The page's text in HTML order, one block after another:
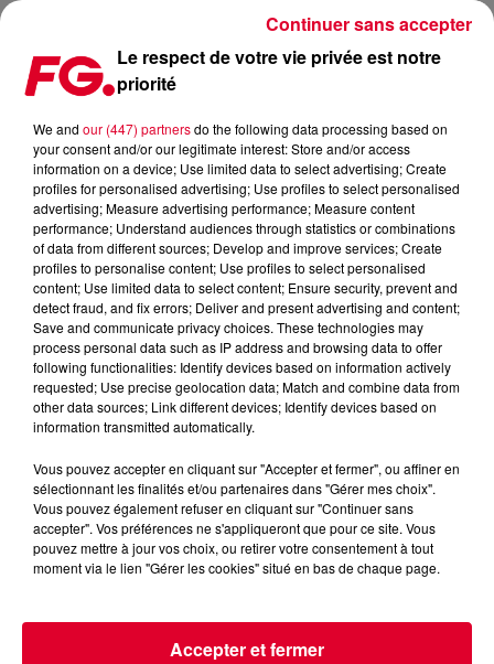
FG MIX DANCE : JUDGE JULES
Le respect de votre vie privée est notre
priorité
We and our (447) partnersdo the following data processing based on
your consent and/or our legitimate interest: Store and/or access
information on a device; Use limited data to select advertising; Create
profiles for personalised advertising; Use profiles to select personalised
advertising; Measure advertising performance; Measure content
performance; Understand audiences through statistics or combinations
of data from different sources; Develop and improve services; Create
profiles to personalise content; Use profiles to select personalised
content; Use limited data to select content; Ensure security, prevent and
detect fraud, and fix errors; Deliver and present advertising and content;
Save and communicate privacy choices. These technologies may
process personal data such as IP address and browsing data to offer
following functionalities: Identify devices based on information actively
requested; Use precise geolocation data; Match and combine data from
other data sources; Link different devices; Identify devices based on
information transmitted automatically.
Vous pouvez accepter en cliquant sur "Accepter et fermer", ou affiner en
sélectionnant les finalités et/ou partenaires dans "Gérer mes choix".
Vous pouvez également refuser en cliquant sur "Continuer sans
accepter". Vos préférences ne s'appliqueront que pour ce site. Vous
pouvez mettre à jour vos choix, ou retirer votre consentement à tout
moment via le lien "Gérer les cookies" situé en bas de chaque page.
Accepter et fermer
Continuer sans accepter